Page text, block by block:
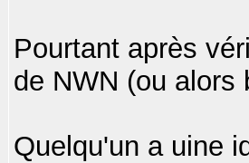
Pourtant après
de NWN (ou alors
Quelqu'un a uine